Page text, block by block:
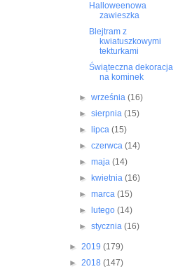
Halloweenowa
zawieszka
Blejtram z
kwiatuszkowymi
tekturkami
Świąteczna dekoracja
na kominek
► września (16)
► sierpnia (15)
►
lipca (15)
► czerwca (14)
► maja (14)
►
kwietnia (16)
► marca (15)
►
lutego (14)
► stycznia (16)
► 2019 (179)
► 2018 (147)